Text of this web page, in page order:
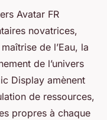
Avatar FR
novatrices,
de l’Eau, la
de l’univers
Display amènent
de ressources,
propres à chaque